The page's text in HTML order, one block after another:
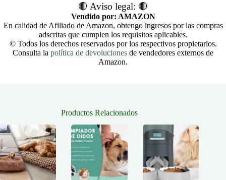
🔴 Aviso legal: 🔴
Vendido por: AMAZON
En calidad de Afiliado de Amazon, obtengo ingresos por las compras
adscritas que cumplen los requisitos aplicables.
© Todos los derechos reservados por los respectivos propietarios.
Consulta la política de devoluciones de vendedores externos de
Amazon.
Productos Relacionados